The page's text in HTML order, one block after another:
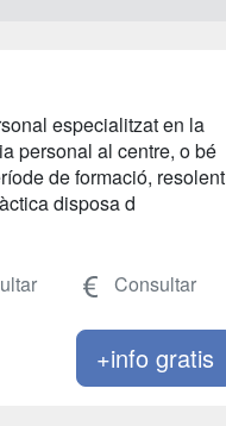
especialitzat en la
personal al centre, o bé
de formació, resolent
disposa d
Consultar
+info gratis